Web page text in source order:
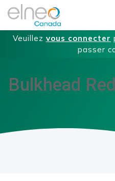
Veuillez vous connecter
passer
Bulkhead